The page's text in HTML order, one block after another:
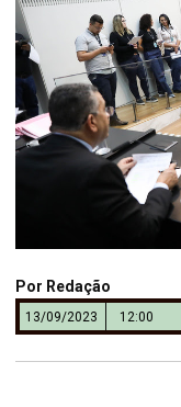
Por Redação
13/09/2023 12:00